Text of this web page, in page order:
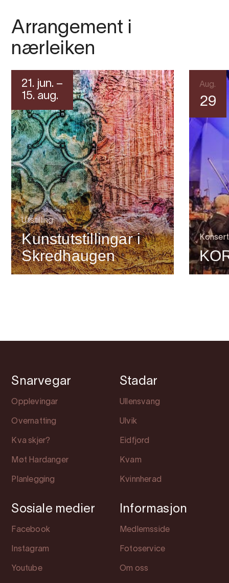
Arrangement i
nærleiken
21. jun. –
15. aug.
Utstilling
Kunstutstillingar i
Skredhaugen
Aug.
29
Konsert
Snarvegar
Opplevingar
Overnatting
Kva skjer?
Møt Hardanger
Planlegging
Stadar
Ullensvang
Ulvik
Eidfjord
Kvam
Kvinnherad
Sosiale medier
Facebook
Instagram
Youtube
Informasjon
Medlemsside
Fotoservice
Om oss